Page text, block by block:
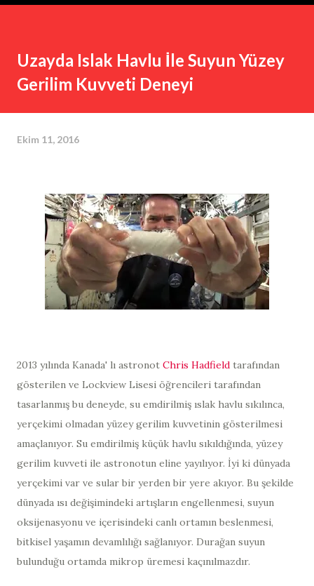
Uzayda Islak Havlu İle Suyun Yüzey
Gerilim Kuvveti Deneyi
Ekim 11, 2016
2013 yılında Kanada' lı astronot Chris Hadfield tarafından
gösterilen ve Lockview Lisesi öğrencileri tarafından
tasarlanmış bu deneyde, su emdirilmiş ıslak havlu sıkılınca,
yerçekimi olmadan yüzey gerilim kuvvetinin gösterilmesi
amaçlanıyor. Su emdirilmiş küçük havlu sıkıldığında, yüzey
gerilim kuvveti ile astronotun eline yayılıyor. İyi ki dünyada
yerçekimi var ve sular bir yerden bir yere akıyor. Bu şekilde
dünyada ısı değişimindeki artışların engellenmesi, suyun
oksijenasyonu ve içerisindeki canlı ortamın beslenmesi,
bitkisel yaşamın devamlılığı sağlanıyor. Durağan suyun
bulunduğu ortamda mikrop üremesi kaçınılmazdır.